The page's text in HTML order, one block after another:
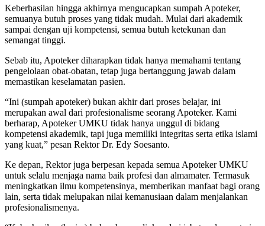
Keberhasilan hingga akhirnya mengucapkan sumpah Apoteker,
semuanya butuh proses yang tidak mudah. Mulai dari akademik
sampai dengan uji kompetensi, semua butuh ketekunan dan
semangat tinggi.
Sebab itu, Apoteker diharapkan tidak hanya memahami tentang
pengelolaan obat-obatan, tetap juga bertanggung jawab dalam
memastikan keselamatan pasien.
“Ini (sumpah apoteker) bukan akhir dari proses belajar, ini
merupakan awal dari profesionalisme seorang Apoteker. Kami
berharap, Apoteker UMKU tidak hanya unggul di bidang
kompetensi akademik, tapi juga memiliki integritas serta etika islami
yang kuat,” pesan Rektor Dr. Edy Soesanto.
Ke depan, Rektor juga berpesan kepada semua Apoteker UMKU
untuk selalu menjaga nama baik profesi dan almamater. Termasuk
meningkatkan ilmu kompetensinya, memberikan manfaat bagi orang
lain, serta tidak melupakan nilai kemanusiaan dalam menjalankan
profesionalismenya.